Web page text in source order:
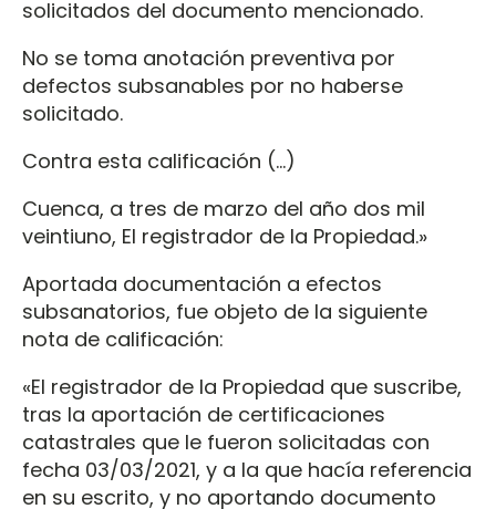
solicitados del documento mencionado.
No se toma anotación preventiva por
defectos subsanables por no haberse
solicitado.
Contra esta calificación (…)
Cuenca, a tres de marzo del año dos mil
veintiuno, El registrador de la Propiedad.»
Aportada documentación a efectos
subsanatorios, fue objeto de la siguiente
nota de calificación:
«El registrador de la Propiedad que suscribe,
tras la aportación de certificaciones
catastrales que le fueron solicitadas con
fecha 03/03/2021, y a la que hacía referencia
en su escrito, y no aportando documento